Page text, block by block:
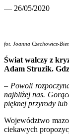
— 26/05/2020
fot. Joanna Czechowicz-
Świat walczy z
Adam Struzik.
– Powoli
najbliżej nas.
pięknej przyrody
Województwo
ciekawych